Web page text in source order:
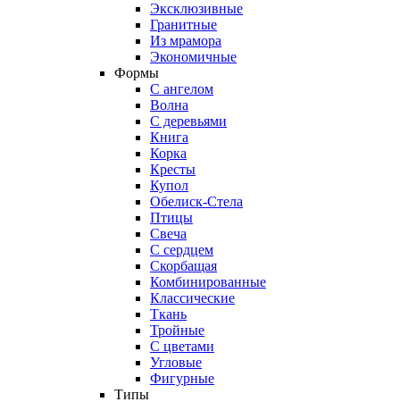
Эксклюзивные
Гранитные
Из мрамора
Экономичные
Формы
С ангелом
Волна
С деревьями
Книга
Корка
Кресты
Купол
Обелиск-Стела
Птицы
Свеча
С сердцем
Скорбащая
Комбинированные
Классические
Ткань
Тройные
С цветами
Угловые
Фигурные
Типы